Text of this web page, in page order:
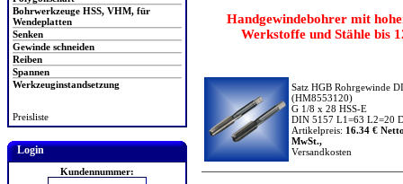
Bohrwerkzeuge HSS, VHM, für
Wendeplatten
Senken
Gewinde schneiden
Reiben
Spannen
Werkzeuginstandsetzung
Preisliste
Login
Kundennummer:
Handgewindebohrer mit
Werkstoffe und Stähle bis
Satz HGB Rohrgewinde
(HM8553120)
G 1/8 x 28 HSS-E
DIN 5157 L1=63 L2=20
Artikelpreis: 16.34 €
MwSt.,
Versandkosten